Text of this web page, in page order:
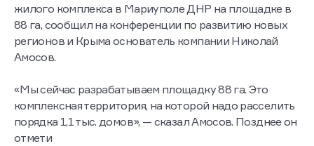
жилого комплекса в Мариуполе ДНР на площадке в
88 га, сообщил на конференции по развитию новых
регионов и Крыма основатель компании Николай
Амосов.
«Мы сейчас разрабатываем площадку 88 га. Это
комплексная территория, на которой надо расселить
порядка 1,1 тыс. домов», — сказал Амосов. Позднее он
отмети